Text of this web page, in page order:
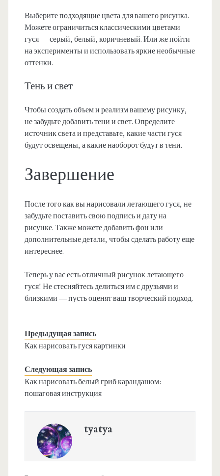
Выберите подходящие цвета для вашего рисунка.
Можете ограничиться классическими цветами
гуся — серый, белый, коричневый. Или же пойти
на эксперименты и использовать яркие необычные
оттенки.
Тень и свет
Чтобы создать объем и реализм вашему рисунку,
не забудьте добавить тени и свет. Определите
источник света и представьте, какие части гуся
будут освещены, а какие наоборот будут в тени.
Завершение
После того как вы нарисовали летающего гуся, не
забудьте поставить свою подпись и дату на
рисунке. Также можете добавить фон или
дополнительные детали, чтобы сделать работу еще
интереснее.
Теперь у вас есть отличный рисунок летающего
гуся! Не стесняйтесь делиться им с друзьями и
близкими — пусть оценят ваш творческий подход.
Предыдущая запись
Как нарисовать гуся картинки
Следующая запись
Как нарисовать белый гриб карандашом:
пошаговая инструкция
tyatya